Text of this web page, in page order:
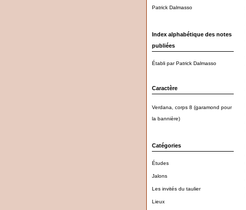
Patrick Dalmasso
Index alphabétique des notes
publiées
Établi par Patrick Dalmasso
Caractère
Verdana, corps 8 (garamond pour
la bannière)
Catégories
Études
Jalons
Les invités du taulier
Lieux